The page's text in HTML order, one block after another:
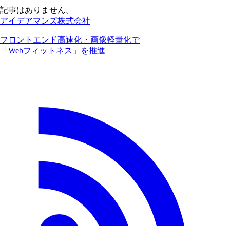
記事はありません。
アイデアマンズ株式会社
フロントエンド高速化・画像軽量化で
「Webフィットネス」を推進